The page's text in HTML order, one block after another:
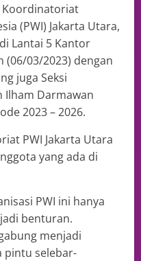
Koordinatoriat
(PWI) Jakarta Utara,
Lantai 5 Kantor
(06/03/2023) dengan
juga Seksi
Ilham Darmawan
2023 – 2026.
PWI Jakarta Utara
yang ada di
PWI ini hanya
benturan.
menjadi
pintu selebar-